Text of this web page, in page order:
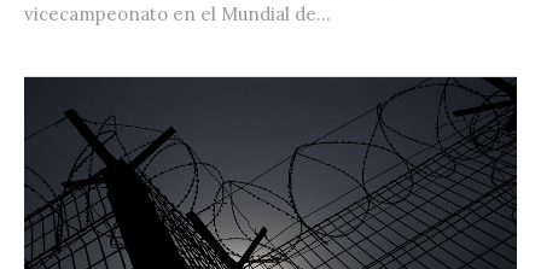
vicecampeonato en el Mundial de...